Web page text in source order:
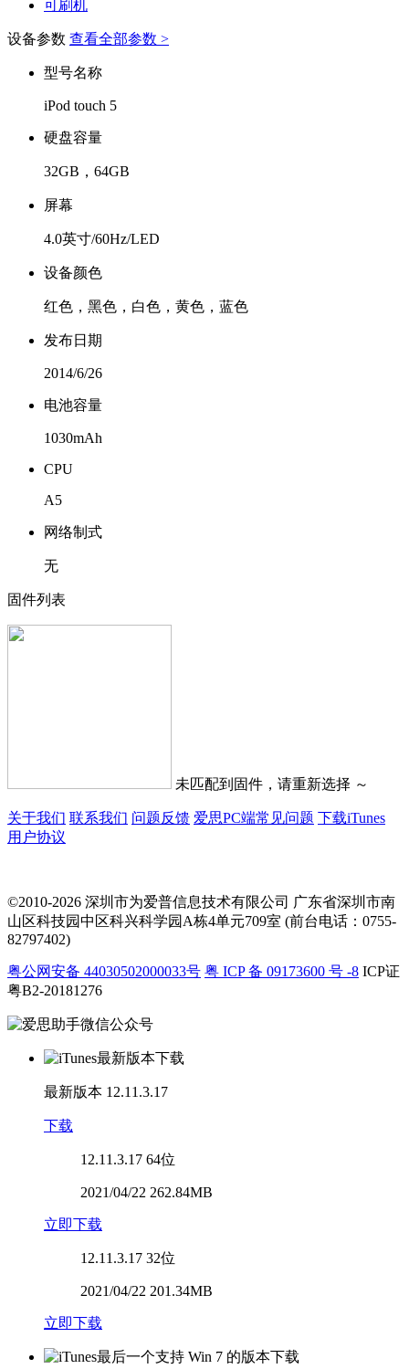
可刷机
设备参数 查看全部参数 >
型号名称
iPod touch 5
硬盘容量
32GB，64GB
屏幕
4.0英寸/60Hz/LED
设备颜色
红色，黑色，白色，黄色，蓝色
发布日期
2014/6/26
电池容量
1030mAh
CPU
A5
网络制式
无
固件列表
未匹配到固件，请重新选择 ～
关于我们 联系我们 问题反馈 爱思PC端常见问题 下载iTunes
用户协议
©2010-2026 深圳市为爱普信息技术有限公司 广东省深圳市南
山区科技园中区科兴科学园A栋4单元709室 (前台电话：0755-
82797402)
粤公网安备 44030502000033号 粤 ICP 备 09173600 号 -8 ICP证
粤B2-20181276
最新版本 12.11.3.17
下载
12.11.3.17 64位
2021/04/22 262.84MB
立即下载
12.11.3.17 32位
2021/04/22 201.34MB
立即下载